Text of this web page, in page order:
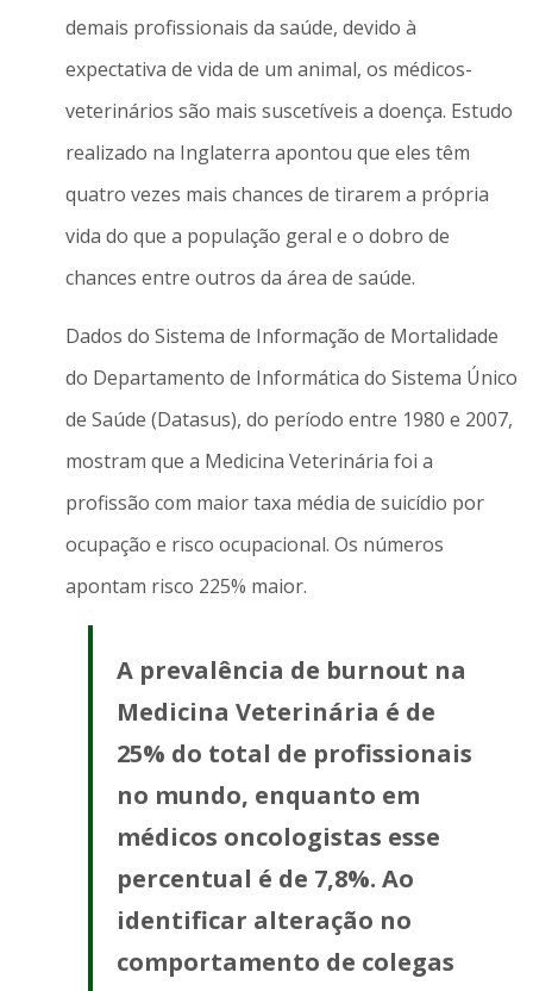
demais profissionais da saúde, devido à
expectativa de vida de um animal, os médicos-
veterinários são mais suscetíveis a doença. Estudo
realizado na Inglaterra apontou que eles têm
quatro vezes mais chances de tirarem a própria
vida do que a população geral e o dobro de
chances entre outros da área de saúde.
Dados do Sistema de Informação de Mortalidade
do Departamento de Informática do Sistema Único
de Saúde (Datasus), do período entre 1980 e 2007,
mostram que a Medicina Veterinária foi a
profissão com maior taxa média de suicídio por
ocupação e risco ocupacional. Os números
apontam risco 225% maior.
A prevalência de burnout na
Medicina Veterinária é de
25% do total de profissionais
no mundo, enquanto em
médicos oncologistas esse
percentual é de 7,8%. Ao
identificar alteração no
comportamento de colegas